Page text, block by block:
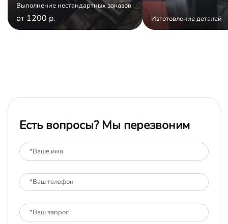
Выполнение нестандартных заказов
от 1200 р. Изготовление деталей
Есть вопросы? Мы перезвоним